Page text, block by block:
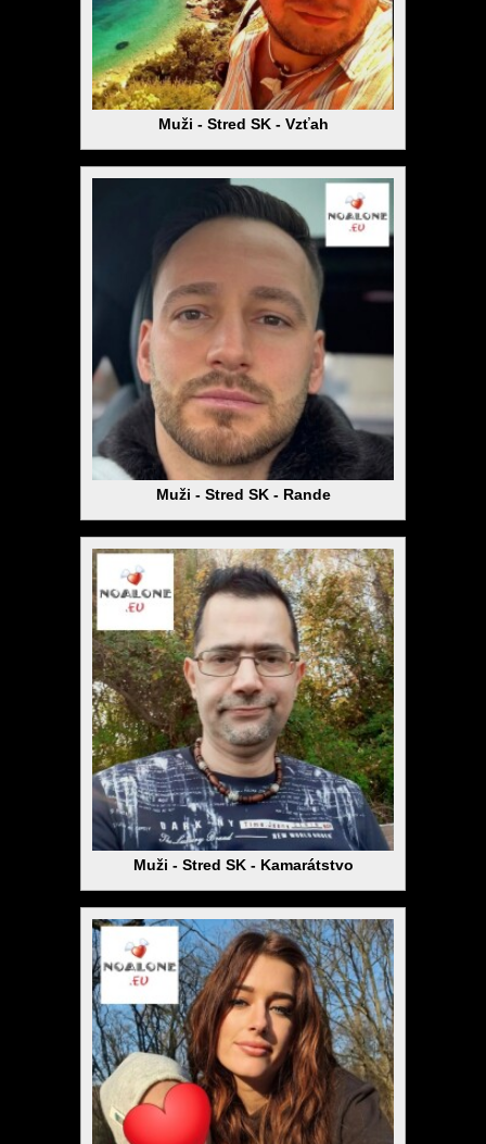
Muži - Stred SK - Vzťah
Muži - Stred SK - Rande
Muži - Stred SK - Kamarátstvo